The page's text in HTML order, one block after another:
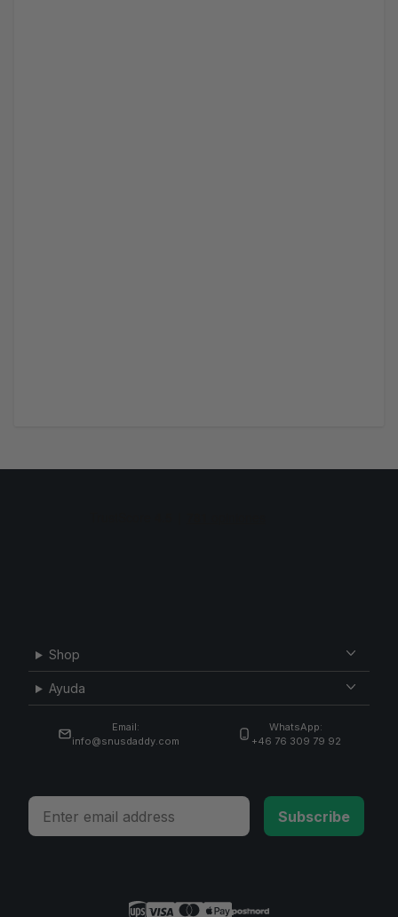
Shop
Ayuda
Email:
info@snusdaddy.com
WhatsApp:
+46 76 309 79 92
Email
Subscribe